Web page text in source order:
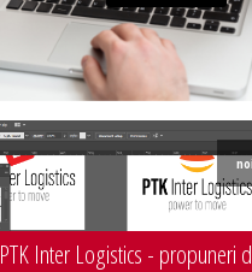
PTK Inter Logistics - propuneri